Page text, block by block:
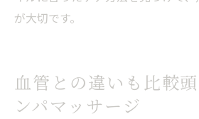
が大切です。
血管との違いも比較
ンパマッサージ